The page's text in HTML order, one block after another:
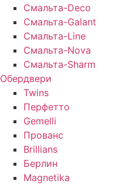
Смальта-Deco
Смальта-Galant
Смальта-Line
Смальта-Nova
Смальта-Sharm
Обердвери
Twins
Перфетто
Gemelli
Прованс
Brillians
Берлин
Magnetika